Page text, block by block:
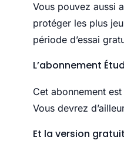
Vous pouvez aussi
protéger les plus
période d’essai
L’abonnement
Cet abonnement
Vous devrez
Et la version